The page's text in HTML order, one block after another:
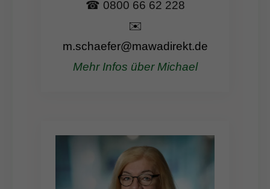
☎ 0800 66 62 228
✉️
m.schaefer@mawadirekt.de
Mehr Infos über Michael